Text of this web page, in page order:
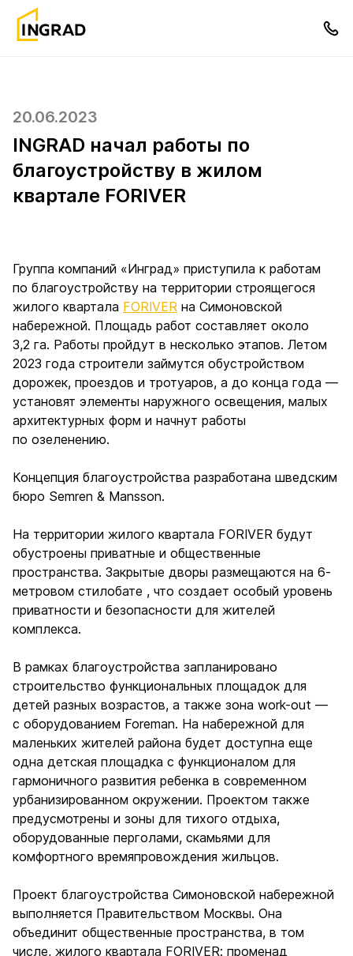
20.06.2023
INGRAD начал работы по
благоустройству в жилом
квартале FORIVER
Группа компаний «Инград» приступила к работам
по благоустройству на территории строящегося
жилого квартала FORIVER на Симоновской
набережной. Площадь работ составляет около
3,2 га. Работы пройдут в несколько этапов. Летом
2023 года строители займутся обустройством
дорожек, проездов и тротуаров, а до конца года —
установят элементы наружного освещения, малых
архитектурных форм и начнут работы
по озеленению.
Концепция благоустройства разработана шведским
бюро Semren & Mansson.
На территории жилого квартала FORIVER будут
обустроены приватные и общественные
пространства. Закрытые дворы размещаются на 6-
метровом стилобате , что создает особый уровень
приватности и безопасности для жителей
комплекса.
В рамках благоустройства запланировано
строительство функциональных площадок для
детей разных возрастов, а также зона work-out —
с оборудованием Foreman. На набережной для
маленьких жителей района будет доступна еще
одна детская площадка с функционалом для
гармоничного развития ребенка в современном
урбанизированном окружении. Проектом также
предусмотрены и зоны для тихого отдыха,
оборудованные перголами, скамьями для
комфортного времяпровождения жильцов.
Проект благоустройства Симоновской набережной
выполняется Правительством Москвы. Она
объединит общественные пространства, в том
числе, жилого квартала FORIVER: променад